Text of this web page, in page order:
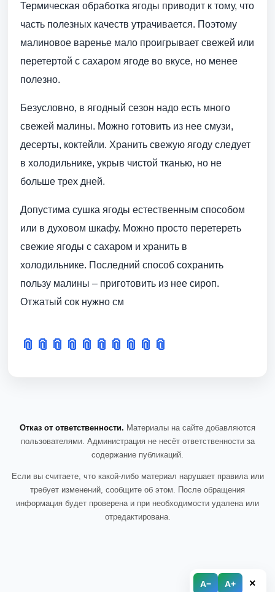
A− A+ ×
Термическая обработка ягоды приводит к тому, что
часть полезных качеств утрачивается. Поэтому
малиновое варенье мало проигрывает свежей или
перетертой с сахаром ягоде во вкусе, но менее
полезно.
Безусловно, в ягодный сезон надо есть много
свежей малины. Можно готовить из нее смузи,
десерты, коктейли. Хранить свежую ягоду следует
в холодильнике, укрыв чистой тканью, но не
больше трех дней.
Допустима сушка ягоды естественным способом
или в духовом шкафу. Можно просто перетереть
свежие ягоды с сахаром и хранить в
холодильнике. Последний способ сохранить
пользу малины – приготовить из нее сироп.
Отжатый сок нужно см
📎 📎 📎 📎 📎 📎 📎 📎 📎 📎
Отказ от ответственности. Материалы на сайте добавляются
пользователями. Администрация не несёт ответственности за
содержание публикаций.
Если вы считаете, что какой-либо материал нарушает правила или
требует изменений, сообщите об этом. После обращения
информация будет проверена и при необходимости удалена или
отредактирована.